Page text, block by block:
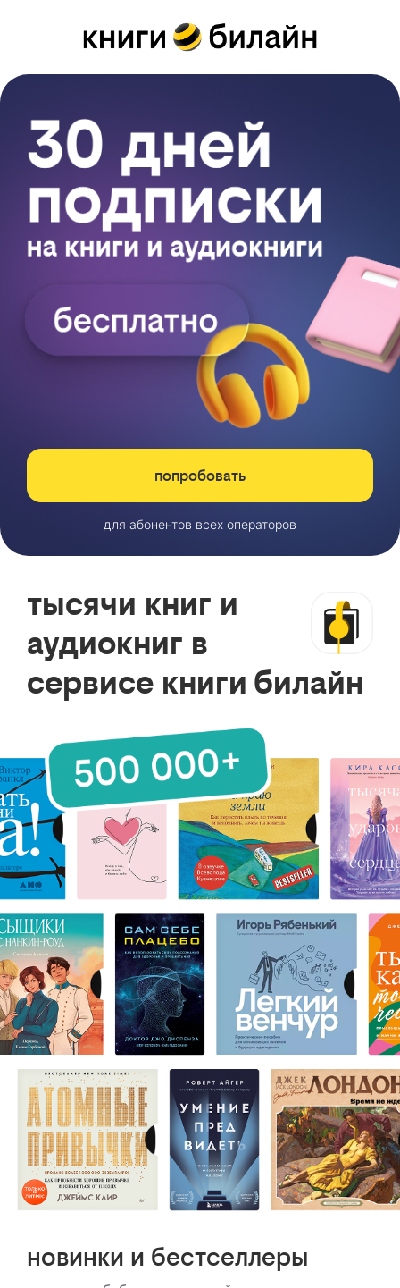
попробовать
для абонентов всех операторов
тысячи книг и
аудиокниг в
сервисе книги билайн
новинки и бестселлеры